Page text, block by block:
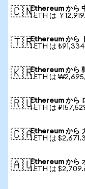
🇨🇳Ethereum から
1 ETH は ￥
🇹🇷Ethereum から
1 ETH は
🇰🇷Ethereum から
1 ETH は
🇷🇺Ethereum から
1 ETH は
🇨🇦Ethereum から
1 ETH は
🇦🇺Ethereum から
1 ETH は